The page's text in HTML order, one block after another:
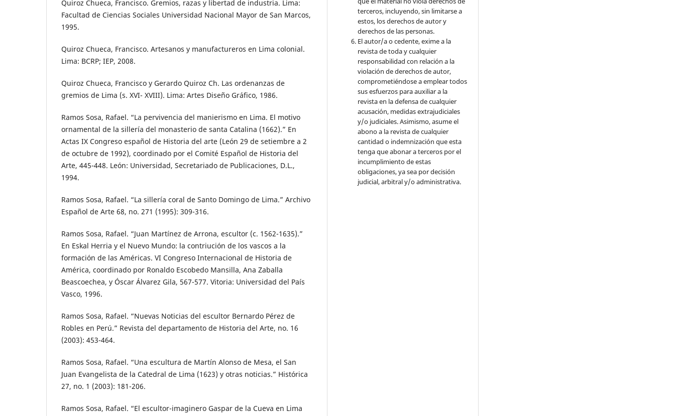
Quiroz Chueca, Francisco. Gremios, razas y libertad de industria. Lima:
Facultad de Ciencias Sociales Universidad Nacional Mayor de San Marcos,
1995.
Quiroz Chueca, Francisco. Artesanos y manufactureros en Lima colonial.
Lima: BCRP; IEP, 2008.
Quiroz Chueca, Francisco y Gerardo Quiroz Ch. Las ordenanzas de
gremios de Lima (s. XVI- XVIII). Lima: Artes Diseño Gráfico, 1986.
Ramos Sosa, Rafael. “La pervivencia del manierismo en Lima. El motivo
ornamental de la sillería del monasterio de santa Catalina (1662).” En
Actas IX Congreso español de Historia del arte (León 29 de setiembre a 2
de octubre de 1992), coordinado por el Comité Español de Historia del
Arte, 445-448. León: Universidad, Secretariado de Publicaciones, D.L.,
1994.
Ramos Sosa, Rafael. “La sillería coral de Santo Domingo de Lima.” Archivo
Español de Arte 68, no. 271 (1995): 309-316.
Ramos Sosa, Rafael. “Juan Martínez de Arrona, escultor (c. 1562-1635).”
En Eskal Herria y el Nuevo Mundo: la contriución de los vascos a la
formación de las Américas. VI Congreso Internacional de Historia de
América, coordinado por Ronaldo Escobedo Mansilla, Ana Zaballa
Beascoechea, y Óscar Álvarez Gila, 567-577. Vitoria: Universidad del País
Vasco, 1996.
Ramos Sosa, Rafael. “Nuevas Noticias del escultor Bernardo Pérez de
Robles en Perú.” Revista del departamento de Historia del Arte, no. 16
(2003): 453-464.
Ramos Sosa, Rafael. “Una escultura de Martín Alonso de Mesa, el San
Juan Evangelista de la Catedral de Lima (1623) y otras noticias.” Histórica
27, no. 1 (2003): 181-206.
Ramos Sosa, Rafael. “El escultor-imaginero Gaspar de la Cueva en Lima
terceros, incluyendo, sin limitarse a
estos, los derechos de autor y
derechos de las personas.
El autor/a o cedente, exime a la
revista de toda y cualquier
responsabilidad con relación a la
violación de derechos de autor,
comprometiéndose a emplear todos
sus esfuerzos para auxiliar a la
revista en la defensa de cualquier
acusación, medidas extrajudiciales
y/o judiciales. Asimismo, asume el
abono a la revista de cualquier
cantidad o indemnización que esta
tenga que abonar a terceros por el
incumplimiento de estas
obligaciones, ya sea por decisión
judicial, arbitral y/o administrativa.